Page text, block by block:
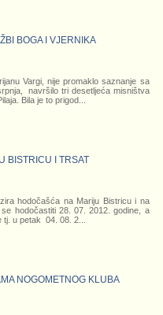
BOGA I VJERNIKA
Vargi, nije promaklo saznanje sa
navršilo tri desetljeća misništva
Bila je to prigod
BISTRICU I TRSAT
hodočašća na Mariju Bistricu i na
hodočastiti 28. 07. 2012. godine, a
tj. u petak 04. 08. 2...
NOGOMETNOG KLUBA